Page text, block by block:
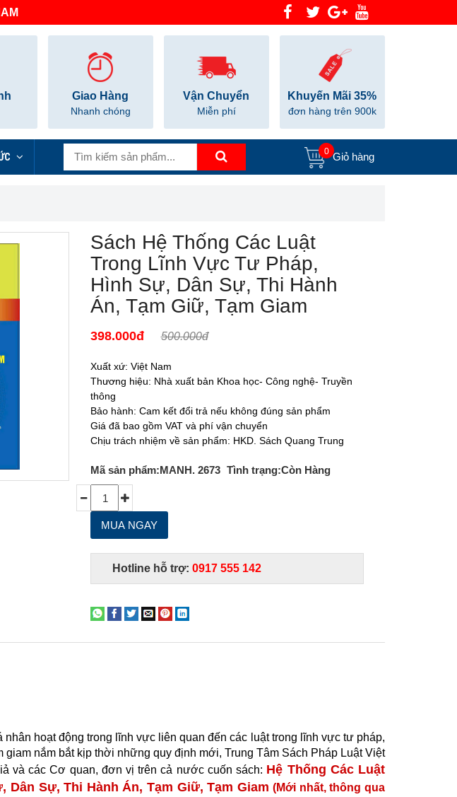
Giao Hàng
Nhanh chóng
Vận Chuyển
Miễn phí
Khuyến Mãi 35%
đơn hàng trên 900k
0 Giỏ hàng
Sách Hệ Thống Các Luật
Trong Lĩnh Vực Tư Pháp,
Hình Sự, Dân Sự, Thi Hành
Án, Tạm Giữ, Tạm Giam
398.000đ 500.000đ
Xuất xứ: Việt Nam
Thương hiệu: Nhà xuất bản Khoa học- Công nghệ- Truyền
thông
Bảo hành: Cam kết đổi trả nếu không đúng sản phẩm
Giá đã bao gồm VAT và phí vận chuyển
Chịu trách nhiệm về sản phẩm: HKD. Sách Quang Trung
Mã sản phẩm:MANH. 2673 Tình trạng:Còn Hàng
Hotline hỗ trợ: 0917 555 142
hoạt động trong lĩnh vực liên quan đến các luật trong lĩnh vực tư pháp,
giam nắm bắt kịp thời những quy định mới, Trung Tâm Sách Pháp Luật Việt
và các Cơ quan, đơn vị trên cả nước cuốn sách: Hệ Thống Các Luật
Dân Sự, Thi Hành Án, Tạm Giữ, Tạm Giam(Mới nhất, thông qua